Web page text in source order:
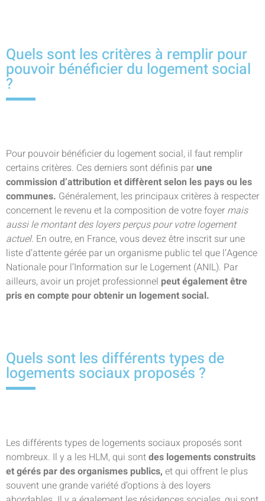
Quels sont les critères à remplir pour
pouvoir bénéficier du logement social
?
Pour pouvoir bénéficier du logement social, il faut remplir
certains critères. Ces derniers sont définis parune
commission d’attribution et diffèrent selon les pays ou les
communes. Généralement, les principaux critères à respecter
concernent le revenu et la composition de votre foyer mais
aussi le montant des loyers perçus pour votre logement
actuel. En outre, en France, vous devez être inscrit sur une
liste d’attente gérée par un organisme public tel que l’Agence
Nationale pour l’Information sur le Logement (ANIL). Par
ailleurs, avoir un projet professionnel peut également être
pris en compte pour obtenir un logement social.
Quels sont les différents types de
logements sociaux proposés ?
Les différents types de logements sociaux proposés sont
nombreux. Il y a les HLM, qui sontdes logements construits
et gérés par des organismes publics, et qui offrent le plus
souvent une grande variété d’options à des loyers